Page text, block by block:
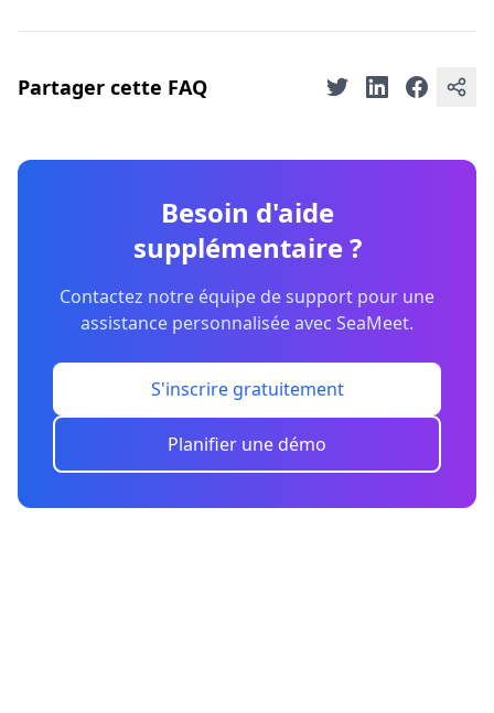
Partager cette FAQ
Besoin d'aide
supplémentaire ?
Contactez notre équipe de support pour une
assistance personnalisée avec SeaMeet.
S'inscrire gratuitement
Planifier une démo